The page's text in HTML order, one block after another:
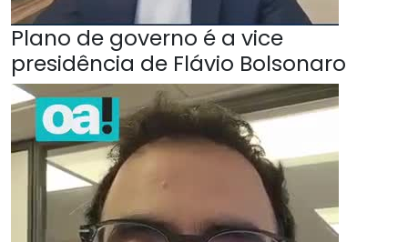
Plano de governo é a vice
presidência de Flávio Bolsonaro